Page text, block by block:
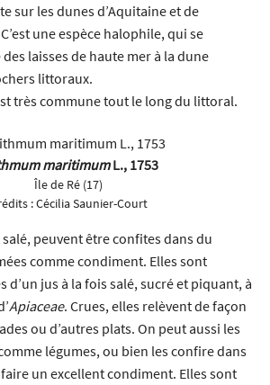
sur les dunes d’Aquitaine et de
une espèce halophile, qui se
laisses de haute mer à la dune
littoraux.
très commune tout le long du littoral.
maritimumL., 1753
Île de Ré (17)
:Cécilia Saunier-Court
peuvent être confites dans du
comme condiment. Elles sont
d’un jus à la fois salé, sucré et piquant, à
Apiaceae. Crues, elles relèvent de façon
ou d’autres plats. On peut aussi les
légumes, ou bien les confire dans
un excellent condiment. Elles sont